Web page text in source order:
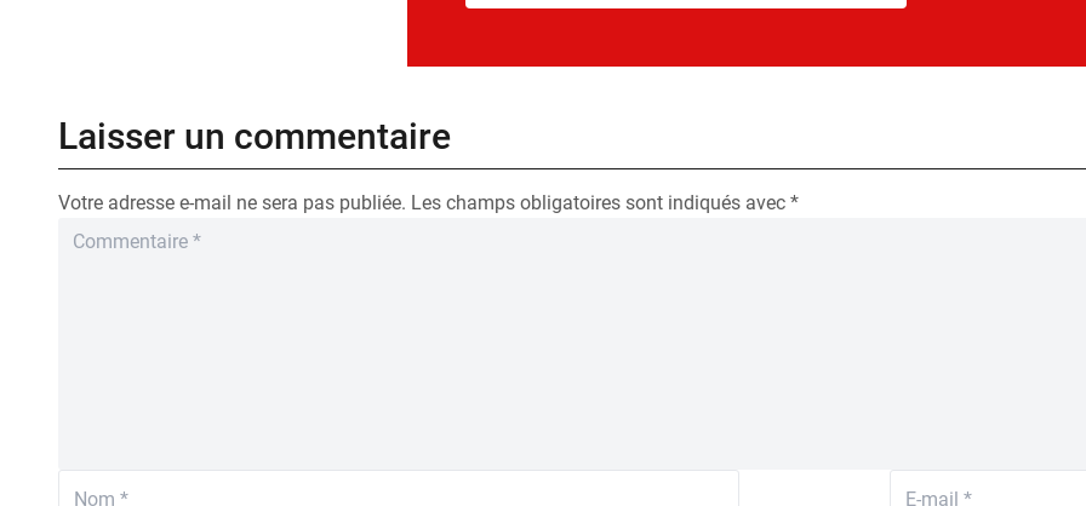
Laisser un commentaire
Votre adresse e-mail ne sera pas publiée. Les champs obligatoires sont indiqués avec *